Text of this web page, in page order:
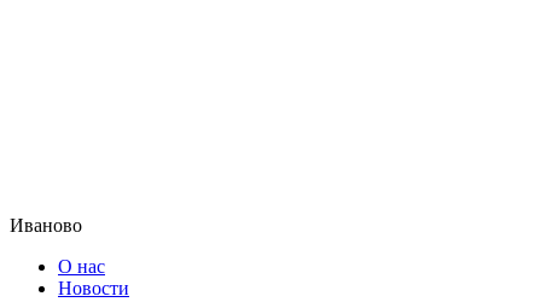
Иваново
О нас
Новости